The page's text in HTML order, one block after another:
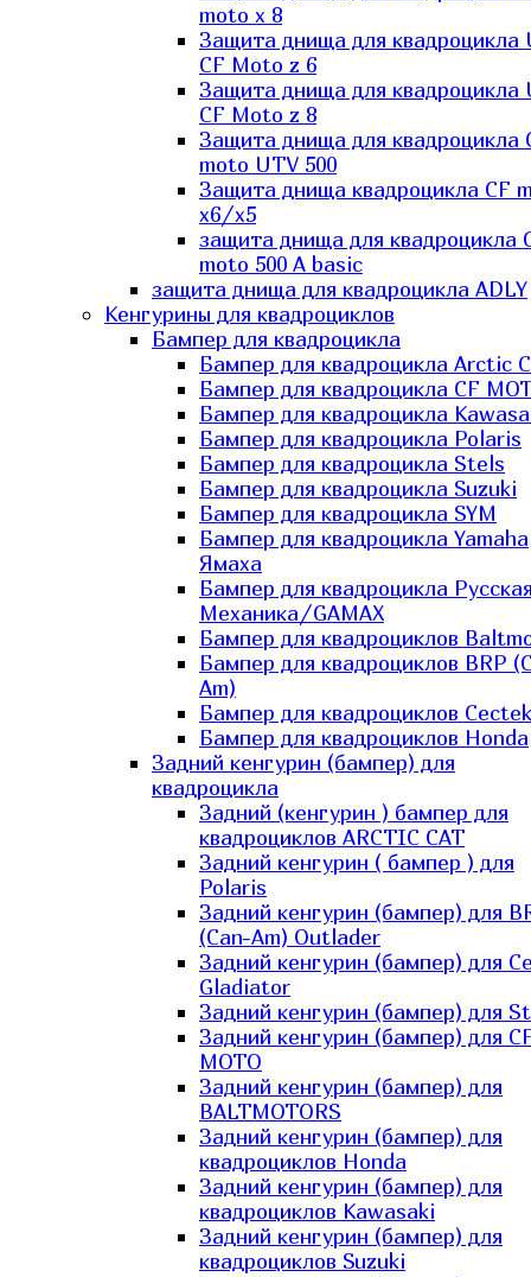
moto x 8
Защита днища для квадроцикла
CF Moto z 6
Защита днища для квадроцикла
CF Moto z 8
Защита днища для квадроцикла
moto UTV 500
Защита днища квадроцикла СF
x6/x5
защита днища для квадроцикла
moto 500 A basic
защита днища для квадроцикла ADLY
Кенгурины для квадроциклов
Бампер для квадроцикла
Бампер для квадроцикла Arctic
Бампер для квадроцикла CF
Бампер для квадроцикла
Бампер для квадроцикла Polaris
Бампер для квадроцикла Stels
Бампер для квадроцикла Suzuki
Бампер для квадроцикла SYM
Бампер для квадроцикла Yamaha
Ямаха
Бампер для квадроцикла
Механика/GAMAX
Бампер для квадроциклов
Бампер для квадроциклов BRP
Am)
Бампер для квадроциклов Cectek
Бампер для квадроциклов Honda
Задний кенгурин (бампер) для
квадроцикла
Задний (кенгурин ) бампер для
квадроциклов ARCTIC CAT
Задний кенгурин ( бампер ) для
Polaris
Задний кенгурин (бампер) для
(Can-Am) Outlader
Задний кенгурин (бампер) для
Gladiator
Задний кенгурин (бампер) для
Задний кенгурин (бампер) для
MOTO
Задний кенгурин (бампер) для
BALTMOTORS
Задний кенгурин (бампер) для
квадроциклов Honda
Задний кенгурин (бампер) для
квадроциклов Kawasaki
Задний кенгурин (бампер) для
квадроциклов Suzuki